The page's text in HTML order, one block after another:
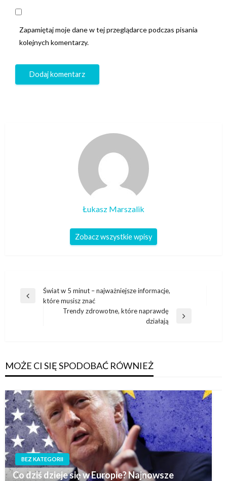
Zapamiętaj moje dane w tej przeglądarce podczas pisania
kolejnych komentarzy.
Łukasz Marszalik
Zobacz wszystkie wpisy
Nawigacja
wpisu
Poprzedni
Świat w 5 minut – najważniejsze informacje,
które musisz znać
Trendy zdrowotne, które naprawdę
działają
MOŻE CI SIĘ SPODOBAĆ RÓWNIEŻ
BEZ KATEGORII
Co dziś dzieje się w Europie? Najnowsze